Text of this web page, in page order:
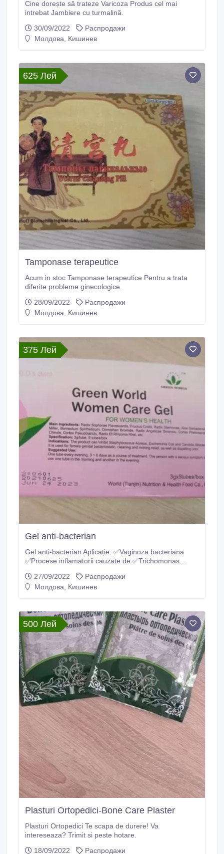
Cine dorește să trateze Varicoza Produs cel mai
intrebat Jambiere cu turmalină.
30/09/2022
Распродажи
Молдова, Кишинев
625 Лей
Tamponase terapeutice
Acum in stoc Tamponase terapeutice Pentru a trata
diferite probleme ginecologice.
28/09/2022
Распродажи
Молдова, Кишинев
375 Лей
Gel anti-bacterian
Gel anti-bacterian Aplicație: ✅Vaginoza bacteriana
✅Procese inflamatorii cauzate de ✅Trichomonas
gonococică ✅Inflamația colului uterin (cervicita)
27/09/2022
Распродажи
Молдова, Кишинев
500 Лей
Plasturi Ortopedici-Bone Care Plaster
Plasturi Ortopedici Te scapa de durere! Va
intereseaza? Trimit si peste hotare.
18/09/2022
Распродажи